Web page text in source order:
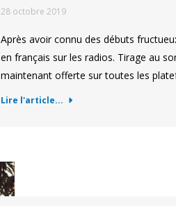
28 octobre 2019
Après avoir connu des débuts
en français sur les radios. Tirage au
maintenant offerte sur toutes les
Lire l'article...